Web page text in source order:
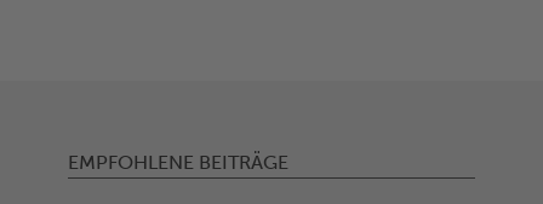
EMPFOHLENE BEITRÄGE